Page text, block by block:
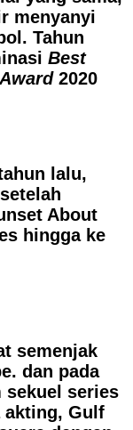
menyanyi
Tahun
Best
2020
lalu,
About
hingga ke
semenjak
dan pada
sekuel series
akting, Gulf